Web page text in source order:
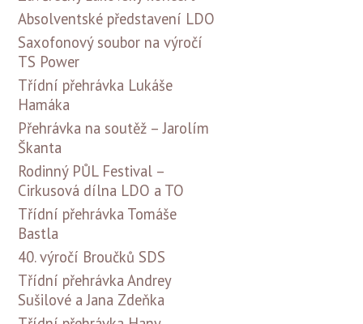
Absolventské představení LDO
Saxofonový soubor na výročí
TS Power
Třídní přehrávka Lukáše
Hamáka
Přehrávka na soutěž – Jarolím
Škanta
Rodinný PŮL Festival –
Cirkusová dílna LDO a TO
Třídní přehrávka Tomáše
Bastla
40. výročí Broučků SDS
Třídní přehrávka Andrey
Sušilové a Jana Zdeňka